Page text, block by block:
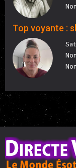
Top voyante :